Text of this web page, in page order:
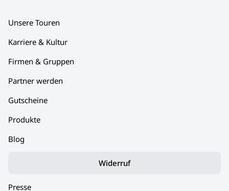
Unsere Touren
Karriere & Kultur
Firmen & Gruppen
Partner werden
Gutscheine
Produkte
Blog
Widerruf
Presse